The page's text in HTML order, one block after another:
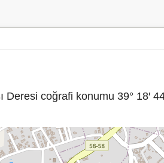
coğrafi konumu 39° 18′